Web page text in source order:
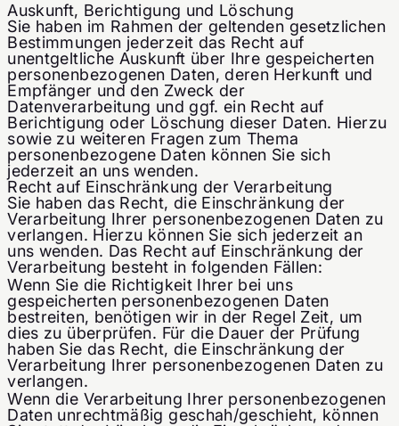
Auskunft, Berichtigung und Löschung
Sie haben im Rahmen der geltenden gesetzlichen
Bestimmungen jederzeit das Recht auf
unentgeltliche Auskunft über Ihre gespeicherten
personenbezogenen Daten, deren Herkunft und
Empfänger und den Zweck der
Datenverarbeitung und ggf. ein Recht auf
Berichtigung oder Löschung dieser Daten. Hierzu
sowie zu weiteren Fragen zum Thema
personenbezogene Daten können Sie sich
jederzeit an uns wenden.
Recht auf Einschränkung der Verarbeitung
Sie haben das Recht, die Einschränkung der
Verarbeitung Ihrer personenbezogenen Daten zu
verlangen. Hierzu können Sie sich jederzeit an
uns wenden. Das Recht auf Einschränkung der
Verarbeitung besteht in folgenden Fällen:
Wenn Sie die Richtigkeit Ihrer bei uns
gespeicherten personenbezogenen Daten
bestreiten, benötigen wir in der Regel Zeit, um
dies zu überprüfen. Für die Dauer der Prüfung
haben Sie das Recht, die Einschränkung der
Verarbeitung Ihrer personenbezogenen Daten zu
verlangen.
Wenn die Verarbeitung Ihrer personenbezogenen
Daten unrechtmäßig geschah/geschieht, können